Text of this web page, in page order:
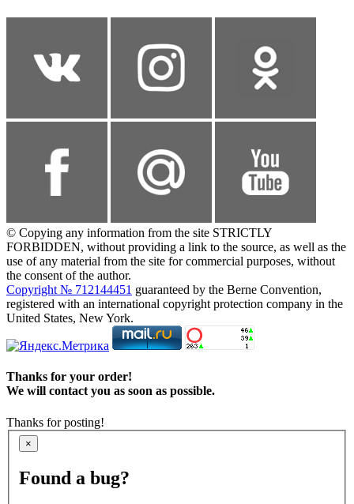
© Copying any information from the site STRICTLY
FORBIDDEN, without providing a link to the source, as well as the
use of any material from the site for commercial purposes, without
the consent of the author.
Copyright № 712144451 guaranteed by the Berne Convention,
registered with an international copyright protection company in the
United States, New York.
Thanks for your order!
We will contact you as soon as possible.
Thanks for posting!
×
Found a bug?